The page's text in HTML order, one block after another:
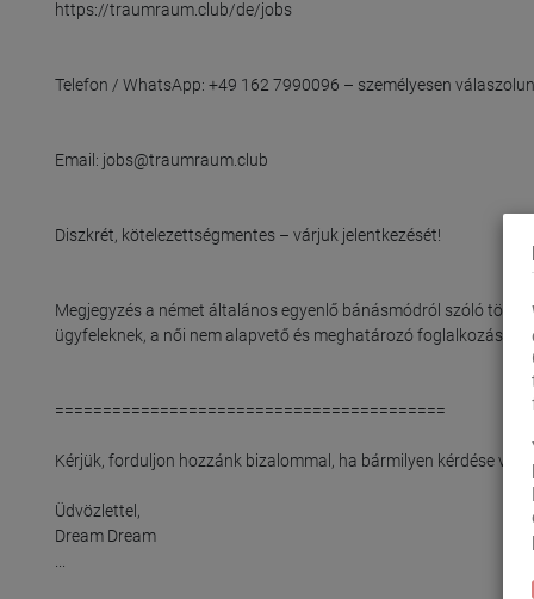
https://traumraum.club/de/jobs
Telefon / WhatsApp: +49 162 7990096 – személyesen
Email: jobs@traumraum.club
Diszkrét, kötelezettségmentes – várjuk jelentkezését!
Megjegyzés a német általános egyenlő bánásmódról szóló
ügyfeleknek, a női nem alapvető és meghatározó foglalkozási
=========================================
Kérjük, forduljon hozzánk bizalommal, ha bármilyen kérdése van.
Üdvözlettel,
Dream Dream